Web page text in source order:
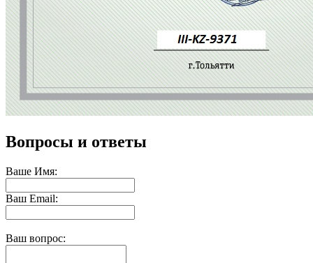
Вопросы и ответы
Ваше Имя:
Ваш Email:
Ваш вопрос: